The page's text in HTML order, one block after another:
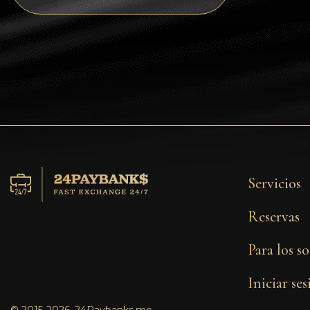
Tezos
Servicios
Reservas
Para los
Iniciar